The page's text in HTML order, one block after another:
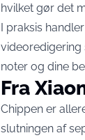
hvilket gør det
I praksis
videoredigering
noter og dine
Fra
Chippen er
slutningen af